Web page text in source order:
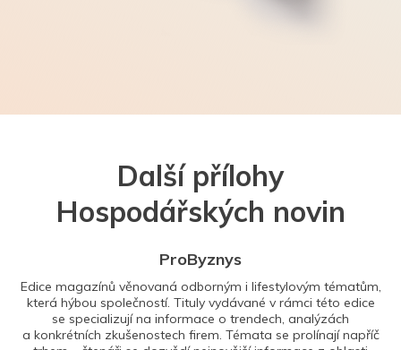
Další přílohy
Hospodářských novin
ProByznys
Edice magazínů věnovaná odborným i lifestylovým tématům,
která hýbou společností. Tituly vydávané v rámci této edice
se specializují na informace o trendech, analýzách
a konkrétních zkušenostech firem. Témata se prolínají napříč